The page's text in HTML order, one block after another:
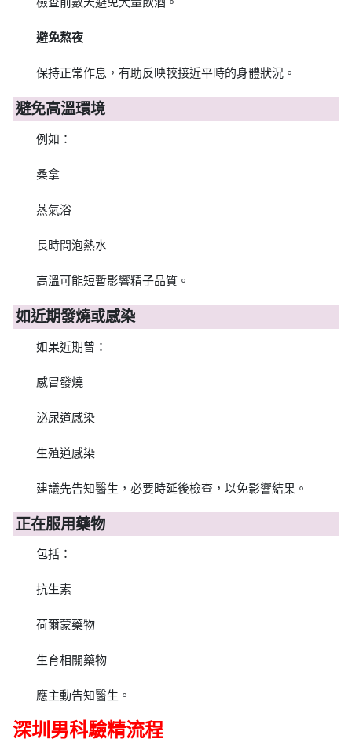
避免熬夜
保持正常作息，有助反映較接近平時的身體狀況。
避免高溫環境
例如：
桑拿
蒸氣浴
長時間泡熱水
高溫可能短暫影響精子品質。
如近期發燒或感染
如果近期曾：
感冒發燒
泌尿道感染
生殖道感染
建議先告知醫生，必要時延後檢查，以免影響結果。
正在服用藥物
包括：
抗生素
荷爾蒙藥物
生育相關藥物
應主動告知醫生。
深圳男科驗精流程